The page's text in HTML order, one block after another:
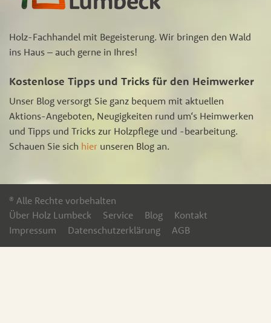
Holz-Fachhandel mit Begeisterung. Wir bringen den Wald
ins Haus – auch gerne in Ihres!
Kostenlose Tipps und Tricks für den Heimwerker
Unser Blog versorgt Sie ganz bequem mit aktuellen
Aktions-Angeboten, Neugigkeiten rund um‘s Heimwerken
und Tipps und Tricks zur Holzpflege und -bearbeitung.
Schauen Sie sich hier unseren Blog an.
® Alle Rechte vorbehalten
Über Holz Lumbeck
Service Blog
Kontakt
Impressum
Datenschutzerklärung AGB